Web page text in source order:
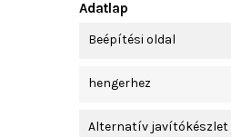
Adatlap
Beépítési oldal
hengerhez
Alternatív javítókészlet